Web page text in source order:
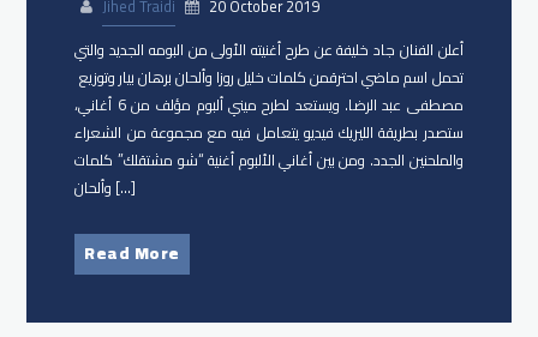
Jihed Traidi
20 October 2019
أعلن الفنان جاد خليفة عن طرح أغنيته الأولى من البومه الجديد والتي
تحمل اسم ​ماضي احترق​من كلمات ​خليل روزا وألحان ​برهان بيار​ وتوزيع ​
مصطفى عبد الرضا. ويستعد لطرح ميني ألبوم مؤلف من 6 أغاني،
ستصدر بطريقة الليريك فيديو يتعامل فيه مع مجموعة من الشعراء
والملحنين الجدد. ومن بين أغاني الألبوم أغنية “شو مشتقلك” كلمات
وألحان […]
Read More